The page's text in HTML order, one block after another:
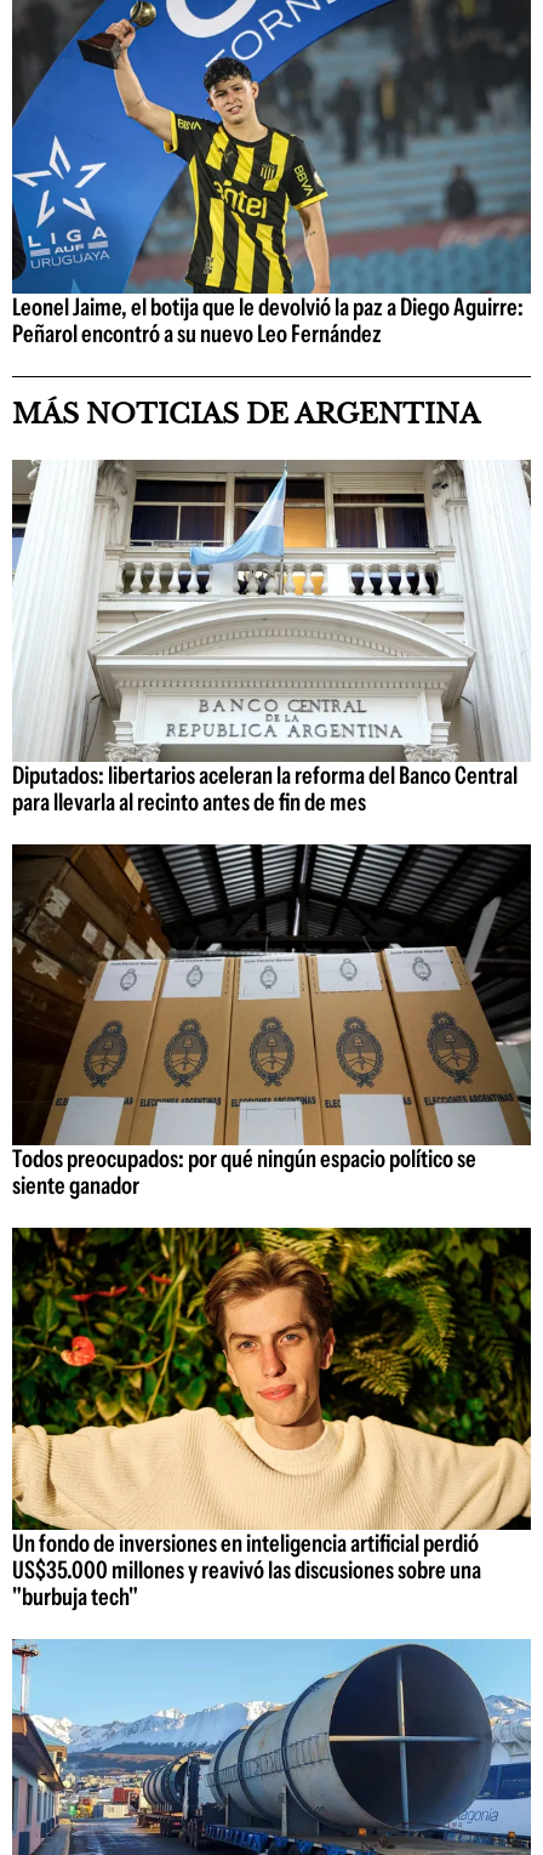
Leonel Jaime, el botija que le devolvió la paz a Diego Aguirre:
Peñarol encontró a su nuevo Leo Fernández
MÁS NOTICIAS DE ARGENTINA
Diputados: libertarios aceleran la reforma del Banco Central
para llevarla al recinto antes de fin de mes
Todos preocupados: por qué ningún espacio político se
siente ganador
Un fondo de inversiones en inteligencia artificial perdió
US$35.000 millones y reavivó las discusiones sobre una
"burbuja tech"